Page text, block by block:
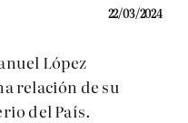
22/03/2024
López
relación de su
del País.